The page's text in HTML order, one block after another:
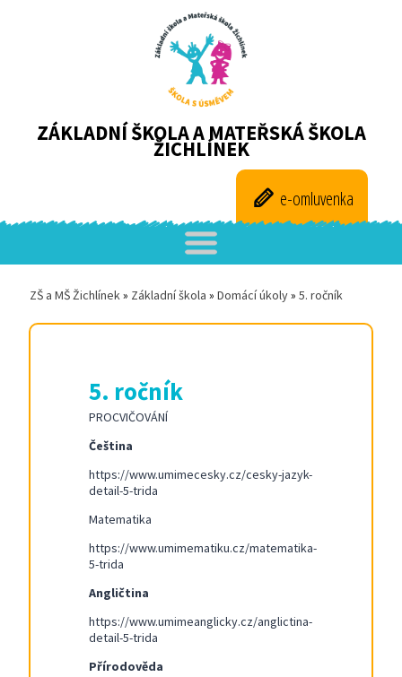
ZÁKLADNÍ ŠKOLA A MATEŘSKÁ ŠKOLA
ŽICHLÍNEK
e-omluvenka
ZŠ a MŠ Žichlínek» Základní škola » Domácí úkoly» 5. ročník
5. ročník
PROCVIČOVÁNÍ
Čeština
https://www.umimecesky.cz/cesky-jazyk-
detail-5-trida
Matematika
https://www.umimematiku.cz/matematika-
5-trida
Angličtina
https://www.umimeanglicky.cz/anglictina-
detail-5-trida
Přírodověda